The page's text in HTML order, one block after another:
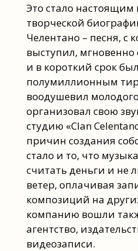
Это стало
творческой
Челентано – песня, с
выступил, мгновенно
и в короткий срок
полумиллионным
воодушевил
организовал свою
студию «Clan
причин создания
стало и то, что
считать деньги и не
ветер, оплачивая
композиций на
компанию вошли
агентство,
видеозаписи.